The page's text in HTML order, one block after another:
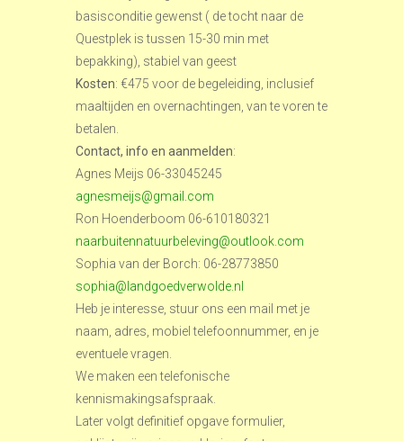
basisconditie gewenst ( de tocht naar de
Questplek is tussen 15-30 min met
bepakking), stabiel van geest
Kosten: €475 voor de begeleiding, inclusief
maaltijden en overnachtingen, van te voren te
betalen.
Contact, info en aanmelden:
Agnes Meijs 06-33045245
agnesmeijs@gmail.com
Ron Hoenderboom 06-610180321
naarbuitennatuurbeleving@outlook.com
Sophia van der Borch: 06-28773850
sophia@landgoedverwolde.nl
Heb je interesse, stuur ons een mail met je
naam, adres, mobiel telefoonnummer, en je
eventuele vragen.
We maken een telefonische
kennismakingsafspraak.
Later volgt definitief opgave formulier,